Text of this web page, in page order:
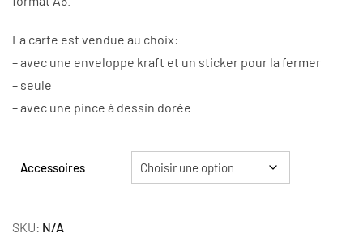
La carte est vendue au choix:
– avec une enveloppe kraft et un sticker pour la fermer
– seule
– avec une pince à dessin dorée
Accessoires
SKU: N/A